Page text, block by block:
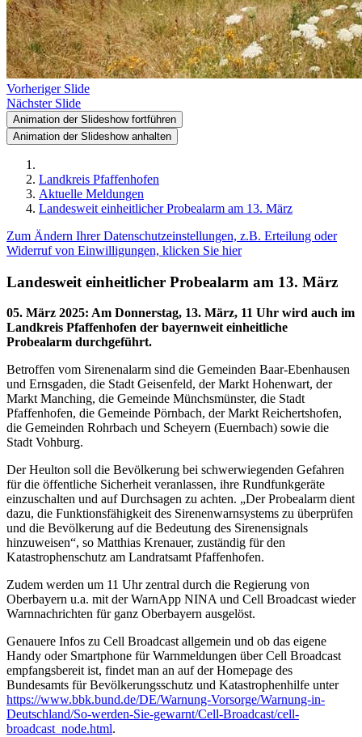
Vorheriger Slide
Nächster Slide
Animation der Slideshow fortführen
Animation der Slideshow anhalten
Landkreis Pfaffenhofen
Aktuelle Meldungen
Landesweit einheitlicher Probealarm am 13. März
Zum Ändern Ihrer Datenschutzeinstellungen, z.B. Erteilung oder
Widerruf von Einwilligungen, klicken Sie hier
Landesweit einheitlicher Probealarm am 13. März
05. März 2025: Am Donnerstag, 13. März, 11 Uhr wird auch im
Landkreis Pfaffenhofen der bayernweit einheitliche
Probealarm durchgeführt.
Betroffen vom Sirenenalarm sind die Gemeinden Baar-Ebenhausen
und Ernsgaden, die Stadt Geisenfeld, der Markt Hohenwart, der
Markt Manching, die Gemeinde Münchsmünster, die Stadt
Pfaffenhofen, die Gemeinde Pörnbach, der Markt Reichertshofen,
die Gemeinden Rohrbach und Scheyern (Euernbach) sowie die
Stadt Vohburg.
Der Heulton soll die Bevölkerung bei schwerwiegenden Gefahren
für die öffentliche Sicherheit veranlassen, ihre Rundfunkgeräte
einzuschalten und auf Durchsagen zu achten. „Der Probealarm dient
dazu, die Funktionsfähigkeit des Sirenenwarnsystems zu überprüfen
und die Bevölkerung auf die Bedeutung des Sirenensignals
hinzuweisen“, so Matthias Krenauer, zuständig für den
Katastrophenschutz am Landratsamt Pfaffenhofen.
Zudem werden um 11 Uhr zentral durch die Regierung von
Oberbayern u.a. mit der WarnApp NINA und Cell Broadcast wieder
Warnnachrichten für ganz Oberbayern ausgelöst.
Genauere Infos zu Cell Broadcast allgemein und ob das eigene
Handy oder Smartphone für Warnmeldungen über Cell Broadcast
empfangsbereit ist, findet man an auf der Homepage des
Bundesamts für Bevölkerungsschutz und Katastrophenhilfe unter
https://www.bbk.bund.de/DE/Warnung-Vorsorge/Warnung-in-
Deutschland/So-werden-Sie-gewarnt/Cell-Broadcast/cell-
broadcast_node.html.